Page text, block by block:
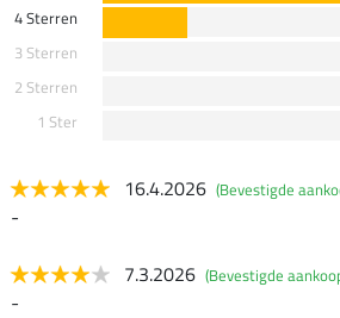
4 Sterren
3 Sterren
2 Sterren
1 Ster
16.4.2026 (Bevestigde
-
7.3.2026 (Bevestigde
-